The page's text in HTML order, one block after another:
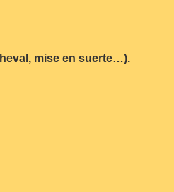
mise en suerte…).